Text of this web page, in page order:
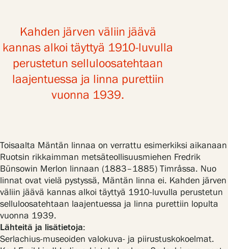
Kahden järven väliin jäävä
kannas alkoi täyttyä 1910-luvulla
perustetun selluloosatehtaan
laajentuessa ja linna purettiin
vuonna 1939.
Toisaalta Mäntän linnaa on verrattu esimerkiksi aikanaan
Ruotsin rikkaimman metsäteollisuusmiehen Fredrik
Bünsowin Merlon linnaan (1883–1885) Timråssa. Nuo
linnat ovat vielä pystyssä, Mäntän linna ei. Kahden järven
väliin jäävä kannas alkoi täyttyä 1910-luvulla perustetun
selluloosatehtaan laajentuessa ja linna purettiin lopulta
vuonna 1939.
Lähteitä ja lisätietoja:
Serlachius-museoiden valokuva- ja piirustuskokoelmat.